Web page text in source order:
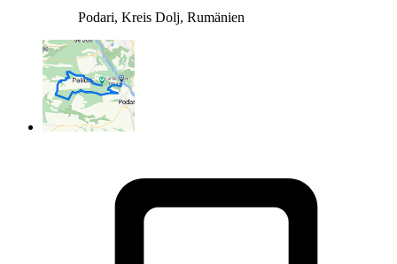
Podari, Kreis Dolj, Rumänien